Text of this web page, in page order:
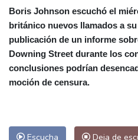
Málaga
25 °C
Las Palmas de Gran Canaria
Ibiza
27 °C
Caracas
20 °C
San José
23 °C
Boris Johnson escuchó el
británico nuevos llamados a
publicación de un informe
Downing Street durante los
conclusiones podrían
moción de censura.
Escucha Deja de